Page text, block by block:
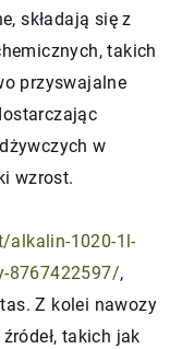
składają się z
takich
przyswajalne
w
wzrost.
alkalin-1020-1l-
8767422597/,
Z kolei nawozy
takich jak